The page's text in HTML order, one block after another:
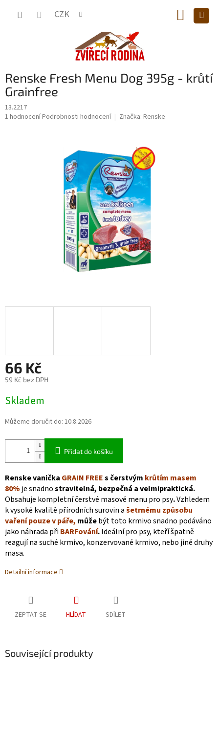
CZK
KOŠÍK
Renske Fresh Menu Dog 395g - krůtí
Grainfree
13.2217
Průměrné
1 hodnoceníPodrobnosti hodnocení Značka: Renske
66 Kč
59 Kč bez DPH
cena:
Skladem
Můžeme doručit do: 10.8.2026
Přidat do košíku
Renske vanička GRAIN FREEs čerstvým krůtím masem
80%je snadnostravitelná, bezpečná a velmipraktická.
Obsahuje kompletní čerstvé masové menu pro psy.Vzhledem
k vysoké kvalitě přírodních surovin ašetrnému způsobu
vaření pouze v páře, můžebýt toto krmivo snadno podáváno
jako náhrada přiBARFování.Ideální pro psy, kteří špatně
reagují na suché krmivo, konzervované krmivo, nebo jiné druhy
masa.
Detailní informace
ZEPTAT SE HLÍDAT SDÍLET
Související produkty